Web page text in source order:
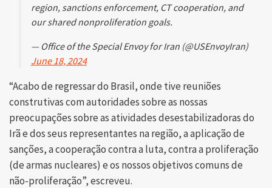
region, sanctions enforcement, CT cooperation, and
our shared nonproliferation goals.
— Office of the Special Envoy for Iran (@USEnvoyIran)
June 18, 2024
“Acabo de regressar do Brasil, onde tive reuniões
construtivas com autoridades sobre as nossas
preocupações sobre as atividades desestabilizadoras do
Irã e dos seus representantes na região, a aplicação de
sanções, a cooperação contra a luta, contra a proliferação
(de armas nucleares) e os nossos objetivos comuns de
não-proliferação”, escreveu.